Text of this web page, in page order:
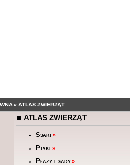
» ATLAS ZWIERZĄT
ATLAS ZWIERZĄT
Ssaki »
Ptaki »
Płazy i gady »